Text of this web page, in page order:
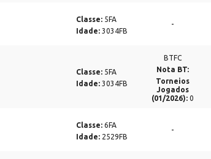
Classe: 5FA
Idade: 3034FB
-
Classe: 5FA
Idade: 3034FB
BTFC
Nota BT:
Torneios
Jogados
(01/2026): 0
Classe: 6FA
Idade: 2529FB
-